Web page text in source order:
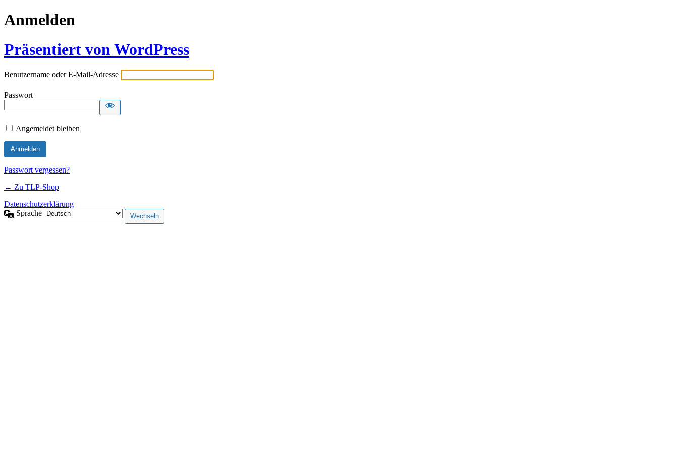
Anmelden
Präsentiert von WordPress
Benutzername oder E-Mail-Adresse
Passwort
Angemeldet bleiben
Passwort vergessen?
← Zu TLP-Shop
Datenschutzerklärung
Sprache